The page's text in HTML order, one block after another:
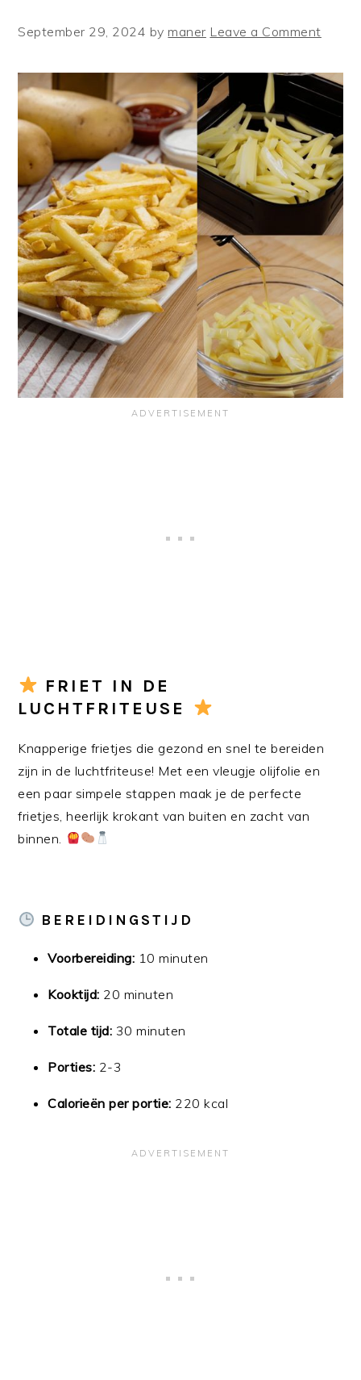
September 29, 2024 bymaner Leave a Comment
FRIET IN DE
LUCHTFRITEUSE
Knapperige frietjes die gezond en snel te bereiden
zijn in de luchtfriteuse! Met een vleugje olijfolie en
een paar simpele stappen maak je de perfecte
frietjes, heerlijk krokant van buiten en zacht van
binnen.
BEREIDINGSTIJD
Voorbereiding: 10 minuten
Kooktijd: 20 minuten
Totale tijd: 30 minuten
Porties: 2-3
Calorieën per portie: 220 kcal